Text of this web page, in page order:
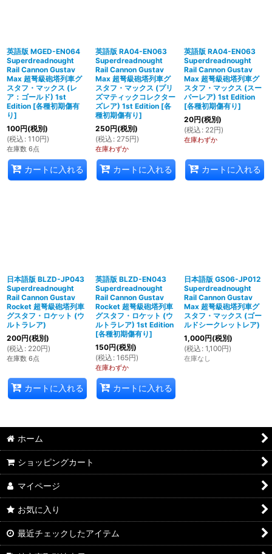
英語版 MGED-EN064
Superdreadnought
Rail Cannon Gustav
Max 超弩級砲塔列車グ
スタフ・マックス (レ
ア：ゴールド) 1st
Edition [各種初期傷有
り]
100円(税別)
(税込 : 110円)
在庫数 6点
カートに入れる
英語版 RA04-EN063
Superdreadnought
Rail Cannon Gustav
Max 超弩級砲塔列車グ
スタフ・マックス (プリ
ズマティックコレクター
ズレア) 1st Edition [各
種初期傷有り]
250円(税別)
(税込 : 275円)
在庫わずか
カートに入れる
英語版 RA04-EN063
Superdreadnought
Rail Cannon Gustav
Max 超弩級砲塔列車グ
スタフ・マックス (スー
パーレア) 1st Edition
[各種初期傷有り]
20円(税別)
(税込 : 22円)
在庫わずか
カートに入れる
日本語版 BLZD-JP043
Superdreadnought
Rail Cannon Gustav
Rocket 超弩級砲塔列車
グスタフ・ロケット (ウ
ルトラレア)
200円(税別)
(税込 : 220円)
在庫数 6点
カートに入れる
英語版 BLZD-EN043
Superdreadnought
Rail Cannon Gustav
Rocket 超弩級砲塔列車
グスタフ・ロケット (ウ
ルトラレア) 1st Edition
[各種初期傷有り]
150円(税別)
(税込 : 165円)
在庫わずか
カートに入れる
日本語版 GS06-JP012
Superdreadnought
Rail Cannon Gustav
Max 超弩級砲塔列車グ
スタフ・マックス (ゴー
ルドシークレットレア)
1,000円(税別)
(税込 : 1,100円)
在庫なし
ホーム
ショッピングカート
マイページ
お気に入り
最近チェックしたアイテム